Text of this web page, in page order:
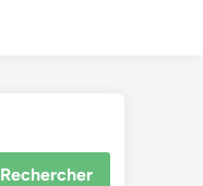
Rechercher